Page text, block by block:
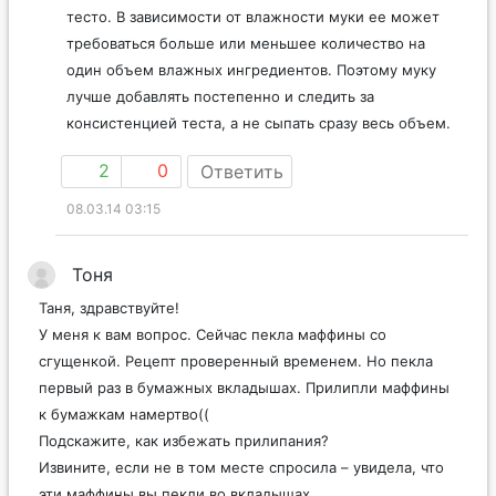
тесто. В зависимости от влажности муки ее может
требоваться больше или меньшее количество на
один объем влажных ингредиентов. Поэтому муку
лучше добавлять постепенно и следить за
консистенцией теста, а не сыпать сразу весь объем.
2 0 Ответить
08.03.14 03:15
Тоня
Таня, здравствуйте!
У меня к вам вопрос. Сейчас пекла маффины со
сгущенкой. Рецепт проверенный временем. Но пекла
первый раз в бумажных вкладышах. Прилипли маффины
к бумажкам намертво((
Подскажите, как избежать прилипания?
Извините, если не в том месте спросила – увидела, что